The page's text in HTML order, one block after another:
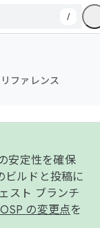
/
リファレンス
安定性を確保
ビルドと投稿に
スト ブランチ
の変更点を